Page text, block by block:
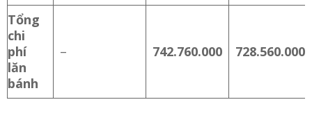
Tổng
chi
phí
lăn
bánh
– 742.760.000 728.560.000